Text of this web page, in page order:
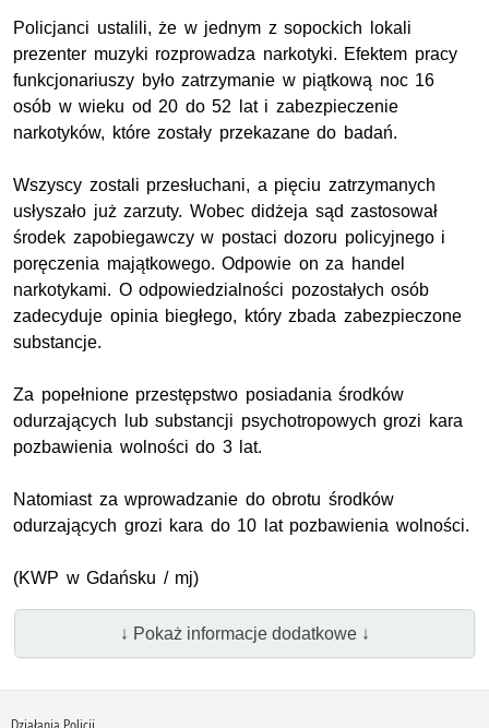
Policjanci ustalili, że w jednym z sopockich lokali
prezenter muzyki rozprowadza narkotyki. Efektem pracy
funkcjonariuszy było zatrzymanie w piątkową noc 16
osób w wieku od 20 do 52 lat i zabezpieczenie
narkotyków, które zostały przekazane do badań.
Wszyscy zostali przesłuchani, a pięciu zatrzymanych
usłyszało już zarzuty. Wobec didżeja sąd zastosował
środek zapobiegawczy w postaci dozoru policyjnego i
poręczenia majątkowego. Odpowie on za handel
narkotykami. O odpowiedzialności pozostałych osób
zadecyduje opinia biegłego, który zbada zabezpieczone
substancje.
Za popełnione przestępstwo posiadania środków
odurzających lub substancji psychotropowych grozi kara
pozbawienia wolności do 3 lat.
Natomiast za wprowadzanie do obrotu środków
odurzających grozi kara do 10 lat pozbawienia wolności.
(KWP w Gdańsku / mj)
↓ Pokaż informacje dodatkowe ↓